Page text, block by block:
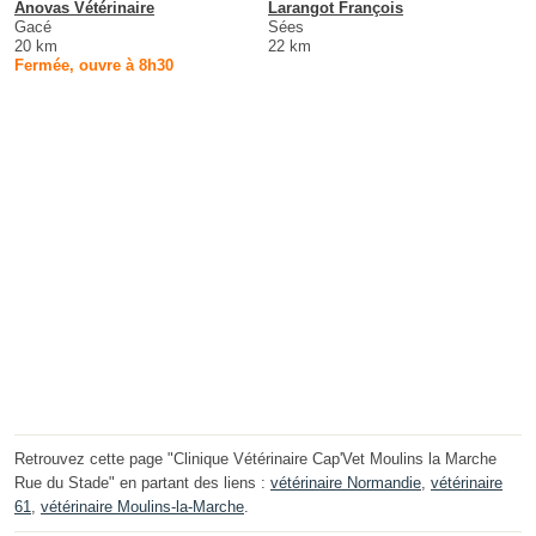
Anovas Vétérinaire
Gacé
20 km
Fermée, ouvre à 8h30
Larangot François
Sées
22 km
Retrouvez cette page "Clinique Vétérinaire Cap'Vet Moulins la Marche
Rue du Stade" en partant des liens : vétérinaire Normandie, vétérinaire
61, vétérinaire Moulins-la-Marche.